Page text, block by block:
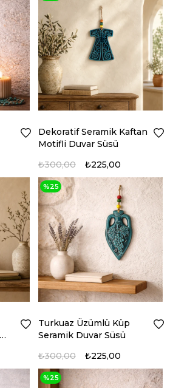
Dekoratif Seramik Kaftan
Motifli Duvar Süsü
₺225,00
₺300,00
Turkuaz Üzümlü Küp
Seramik Duvar Süsü
₺225,00
₺300,00
%25
%25